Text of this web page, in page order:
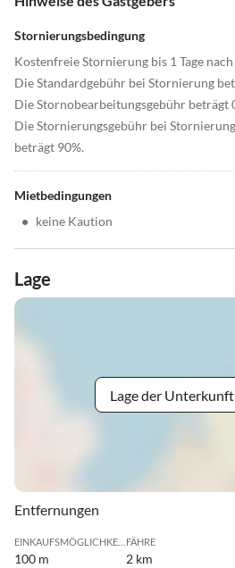
Stornierungsbedingung
Kostenfreie Stornierung bis 1 Tage
Die Standardgebühr bei Stornierung
Die Stornobearbeitungsgebühr beträgt
Die Stornierungsgebühr bei
beträgt 90%.
Mietbedingungen
• keine Kaution
Lage
Lage der
Entfernungen
100 m
FÄHRE
2 km